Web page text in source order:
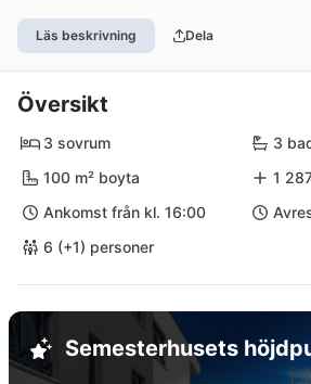
Läs beskrivning Dela
Översikt
3 sovrum
3
100 m² boyta
1
Ankomst från kl. 16:00
6 (+1) personer
Semesterhusets